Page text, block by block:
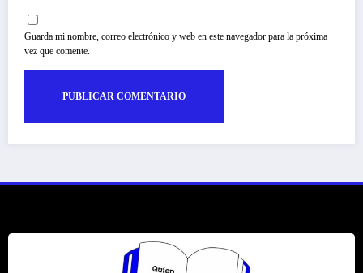
Guarda mi nombre, correo electrónico y web en este navegador para la próxima
vez que comente.